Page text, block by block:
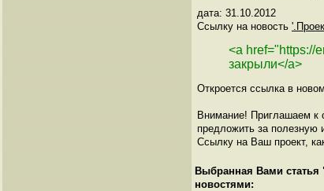
дата: 31.10.2012
Ссылку на новость
<a href="https://
закрыли</a>
Откроется ссылка в
Внимание! Приглашаем к
предложить за полезную
Ссылку на Ваш проект,
Выбранная Вами статья
новостями: